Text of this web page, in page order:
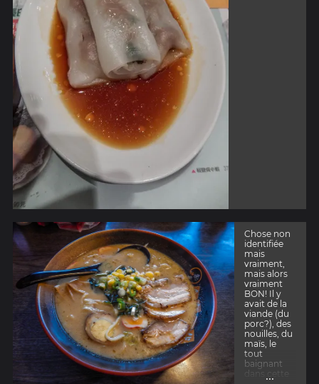
Chose non
identifiée
mais
vraiment,
mais alors
vraiment
BON! Il y
avait de la
viande (du
porc?), des
nouilles, du
maïs, le
tout
baignant
...